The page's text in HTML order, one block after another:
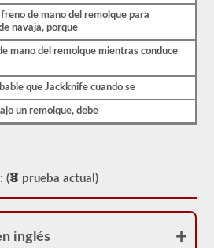
de mano del remolque para
navaja, porque
mano del remolque mientras conduce
que Jackknife cuando se
un remolque, debe
( prueba actual)
inglés